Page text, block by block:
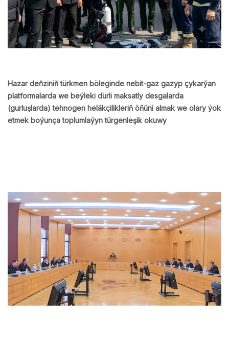
Hazar deňziniň türkmen böleginde nebit-gaz gazyp çykarýan
platformalarda we beýleki dürli maksatly desgalarda
(gurluşlarda) tehnogen heläkçilikleriň öňüni almak we olary ýok
etmek boýunça toplumlaýyn türgenleşik okuwy